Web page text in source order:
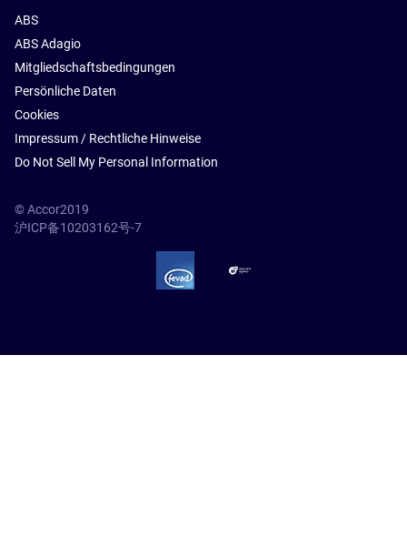
ABS
ABS Adagio
Mitgliedschaftsbedingungen
Persönliche Daten
Cookies
Impressum / Rechtliche Hinweise
Do Not Sell My Personal Information
© Accor2019
沪ICP备10203162号-7